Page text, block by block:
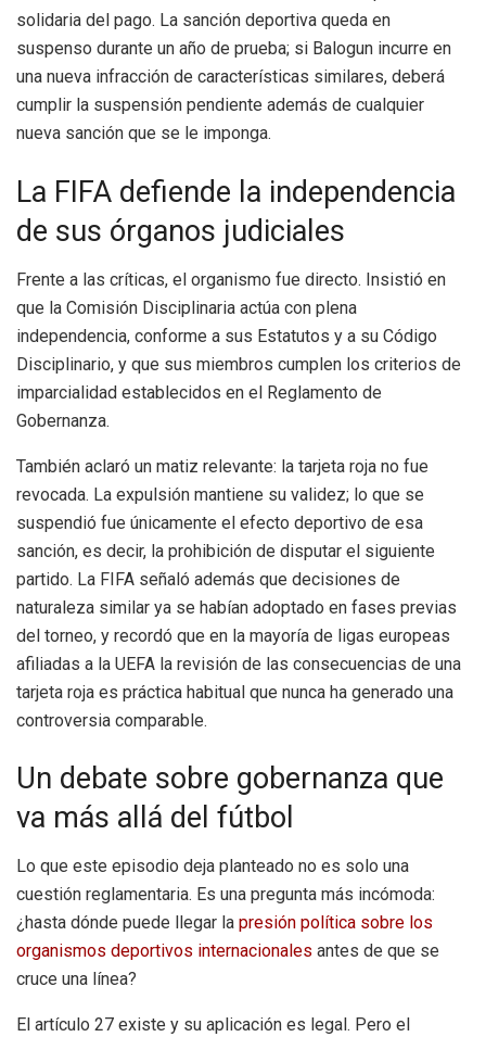
solidaria del pago. La sanción deportiva queda en
suspenso durante un año de prueba; si Balogun incurre en
una nueva infracción de características similares, deberá
cumplir la suspensión pendiente además de cualquier
nueva sanción que se le imponga.
La FIFA defiende la independencia
de sus órganos judiciales
Frente a las críticas, el organismo fue directo. Insistió en
que la Comisión Disciplinaria actúa con plena
independencia, conforme a sus Estatutos y a su Código
Disciplinario, y que sus miembros cumplen los criterios de
imparcialidad establecidos en el Reglamento de
Gobernanza.
También aclaró un matiz relevante: la tarjeta roja no fue
revocada. La expulsión mantiene su validez; lo que se
suspendió fue únicamente el efecto deportivo de esa
sanción, es decir, la prohibición de disputar el siguiente
partido. La FIFA señaló además que decisiones de
naturaleza similar ya se habían adoptado en fases previas
del torneo, y recordó que en la mayoría de ligas europeas
afiliadas a la UEFA la revisión de las consecuencias de una
tarjeta roja es práctica habitual que nunca ha generado una
controversia comparable.
Un debate sobre gobernanza que
va más allá del fútbol
Lo que este episodio deja planteado no es solo una
cuestión reglamentaria. Es una pregunta más incómoda:
¿hasta dónde puede llegar la presión política sobre los
organismos deportivos internacionales antes de que se
cruce una línea?
El artículo 27 existe y su aplicación es legal. Pero el